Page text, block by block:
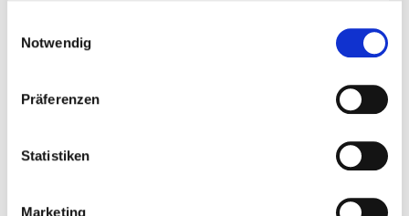
Notwendig
Präferenzen
Statistiken
Marketing
Unternehmen sollten definieren, welche Zielgruppen
sie erreichen möchten und auf welchen Plattformen
LinkedIn eignet sich zum Beispiel eher für berufliche
Gerade in internationalen Beiträgen ist eine klare und
verständliche Sprache entscheidend. Redewendungen